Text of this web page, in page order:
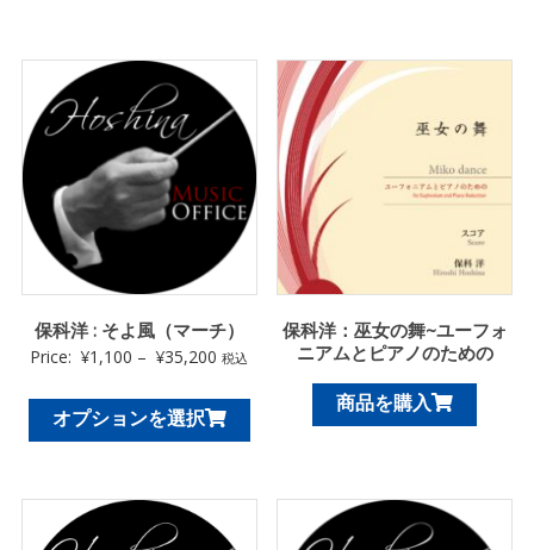
保科洋 : そよ風（マーチ）
Price: ¥1,100 – ¥35,200 税込
オプションを選択
保科洋：巫女の舞~ユーフォ
ニアムとピアノのための
商品を購入